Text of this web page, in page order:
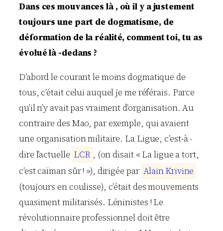
Dans ces mouvances là , où il y a justement
toujours une part de dogmatisme, de
déformation de la réalité, comment toi, tu as
évolué là -dedans ?
D’abord le courant le moins dogmatique de
tous, c’était celui auquel je me référais. Parce
qu’il n’y avait pas vraiment d’organisation. Au
contraire des Mao, par exemple, qui avaient
une organisation militaire. La Ligue, c’est-à -
dire l’actuelle LCR , (on disait « La ligue a tort,
c’est caïman sûr ! »), dirigée par AlainKrivine
(toujours en coulisse), c’était des mouvements
quasiment militarisés. Léninistes ! Le
révolutionnaire professionnel doit être